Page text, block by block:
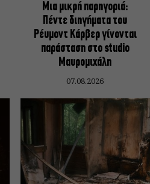
Μια μικρή παρηγοριά:
Πέντε διηγήματα του
Ρέυμοντ Κάρβερ γίνονται
παράσταση στο studio
Μαυρομιχάλη
07.08.2026